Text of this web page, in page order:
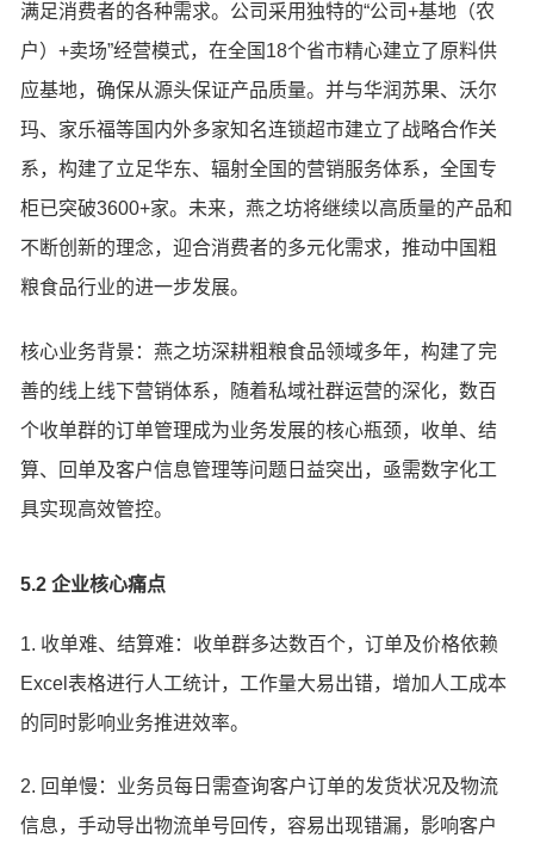
满足消费者的各种需求。公司采用独特的“公司+基地（农
户）+卖场”经营模式，在全国18个省市精心建立了原料供
应基地，确保从源头保证产品质量。并与华润苏果、沃尔
玛、家乐福等国内外多家知名连锁超市建立了战略合作关
系，构建了立足华东、辐射全国的营销服务体系，全国专
柜已突破3600+家。未来，燕之坊将继续以高质量的产品和
不断创新的理念，迎合消费者的多元化需求，推动中国粗
粮食品行业的进一步发展。
核心业务背景：燕之坊深耕粗粮食品领域多年，构建了完
善的线上线下营销体系，随着私域社群运营的深化，数百
个收单群的订单管理成为业务发展的核心瓶颈，收单、结
算、回单及客户信息管理等问题日益突出，亟需数字化工
具实现高效管控。
5.2 企业核心痛点
1. 收单难、结算难：收单群多达数百个，订单及价格依赖
Excel表格进行人工统计，工作量大易出错，增加人工成本
的同时影响业务推进效率。
2. 回单慢：业务员每日需查询客户订单的发货状况及物流
信息，手动导出物流单号回传，容易出现错漏，影响客户